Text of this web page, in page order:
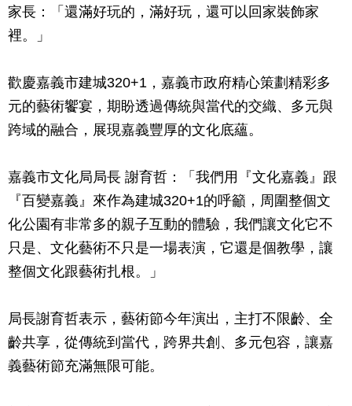
家長：「還滿好玩的，滿好玩，還可以回家裝飾家
裡。」
歡慶嘉義市建城320+1，嘉義市政府精心策劃精彩多
元的藝術饗宴，期盼透過傳統與當代的交織、多元與
跨域的融合，展現嘉義豐厚的文化底蘊。
嘉義市文化局局長 謝育哲：「我們用『文化嘉義』跟
『百變嘉義』來作為建城320+1的呼籲，周圍整個文
化公園有非常多的親子互動的體驗，我們讓文化它不
只是、文化藝術不只是一場表演，它還是個教學，讓
整個文化跟藝術扎根。」
局長謝育哲表示，藝術節今年演出，主打不限齡、全
齡共享，從傳統到當代，跨界共創、多元包容，讓嘉
義藝術節充滿無限可能。